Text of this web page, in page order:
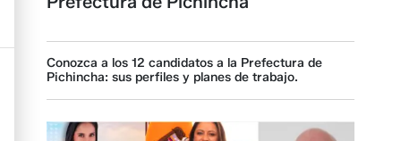
Conozca a los 12 candidatos a la Prefectura de
Pichincha: sus perfiles y planes de trabajo.